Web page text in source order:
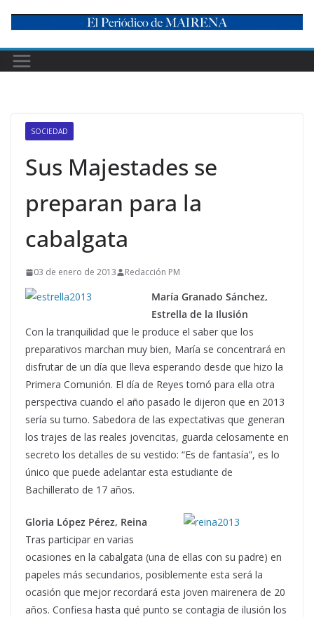
content
SOCIEDAD
Sus Majestades se
preparan para la
cabalgata
03 de enero de 2013 Redacción PM
María Granado Sánchez,
Estrella de la Ilusión
Con la tranquilidad que le produce el saber que los
preparativos marchan muy bien, María se concentrará en
disfrutar de un día que lleva esperando desde que hizo la
Primera Comunión. El día de Reyes tomó para ella otra
perspectiva cuando el año pasado le dijeron que en 2013
sería su turno. Sabedora de las expectativas que generan
los trajes de las reales jovencitas, guarda celosamente en
secreto los detalles de su vestido: “Es de fantasía”, es lo
único que puede adelantar esta estudiante de
Bachillerato de 17 años.
Gloria López Pérez, Reina
Tras participar en varias
ocasiones en la cabalgata (una de ellas con su padre) en
papeles más secundarios, posiblemente esta será la
ocasión que mejor recordará esta joven mairenera de 20
años. Confiesa hasta qué punto se contagia de ilusión los